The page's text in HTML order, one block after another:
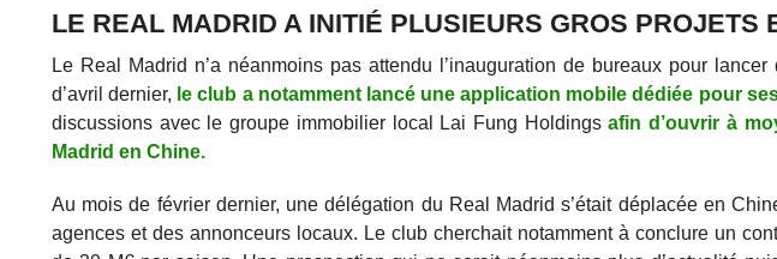
LE REAL MADRID A INITIÉ PLUSIEURS GROS PROJETS
Le Real Madrid n’a néanmoins pas attendu l’inauguration de bureaux pour
d’avril dernier, le club a notamment lancé une application mobile dédiée pour
discussions avec le groupe immobilier local Lai Fung Holdingsafin d’ouvrir à
Madrid en Chine.
Au mois de février dernier, une délégation du Real Madrid s’était déplacée en
agences et des annonceurs locaux. Le club cherchait notamment à conclure un